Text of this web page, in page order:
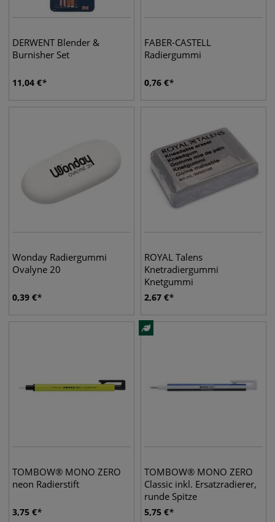
DERWENT Blender &
Burnisher Set
11,04 €
FABER-CASTELL
Radiergummi
0,76 €
Wonday Radiergummi
Ovalyne 20
0,39 €
ROYAL Talens
Knetradiergummi
Knetgummi
2,67 €
TOMBOW® MONO ZERO
neon Radierstift
3,75 €
TOMBOW® MONO ZERO
Classic inkl. Ersatzradierer,
runde Spitze
5,75 €